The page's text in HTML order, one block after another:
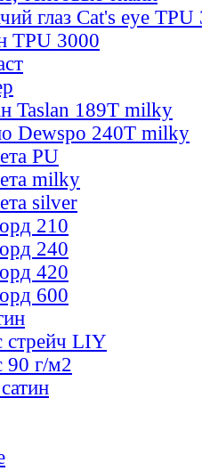
глаз Cat's eye TPU
TPU 3000
Taslan 189T milky
Dewspo 240T milky
PU
milky
silver
210
240
420
600
стрейч LIY
90 г/м2